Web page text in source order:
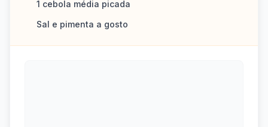
1 cebola média picada
Sal e pimenta a gosto